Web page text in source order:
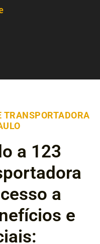
TRANSPORTADORA
a 123
a
e